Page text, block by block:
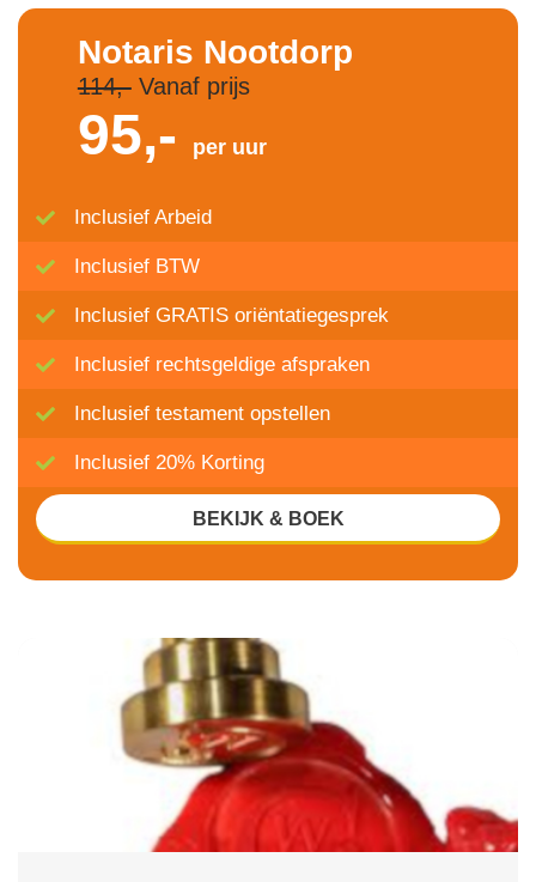
Notaris Nootdorp
114,-Vanaf prijs
95,- per uur
Inclusief Arbeid
Inclusief BTW
Inclusief GRATIS oriëntatiegesprek
Inclusief rechtsgeldige afspraken
Inclusief testament opstellen
Inclusief 20% Korting
BEKIJK & BOEK